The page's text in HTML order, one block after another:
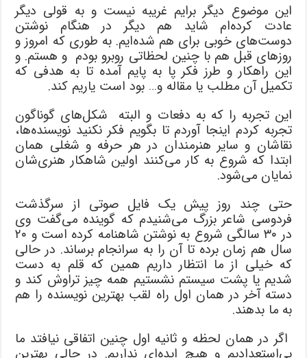
این موضوع دیگر برایم غریبه نیست و به قولی دیگر
عادت کرده‌ام شاید هم دیگر در هنگام نوشتن
دوست‌های خوبی برای هم شده‌ایم. به طوری که امروز و
روزهای قبل هم با چنین لحظاتی روبرو بودم و هستم. و
این راهکار و طرز فکر پا به پایم آمده تا به هدفی که
تکمیل آن مطلب یا مقاله و… بود است یاریم کند.
این تجربه را که به دفعات و البته شکل‌های گوناگون
تجربه کردم اینجا آوردم تا بگویم فکر نکنید نویسنده‌ها،
نقاشان و سایر هنرمندان در هر حرفه و شغلی همان
ابتدا که شروع به کار می‌کنند اولین شاهکار هنری‌شان
نمایان می‌شود.
حتی چند روز پیش یک فایل صوتی از سرگذشت
فردوسی شاعر بزرگ می‌شنیدم که گوینده می‌گفت وی
در ۳۰ سالگی شروع به نوشتن شاهنامه کرده است و ۲۰
سال هم زمان برده تا آن را به سرانجام برساند. در حالی
که خیلی از ما انتظار داریم همین که قلم به دست
شدیم یا پشت سیستم نشستیم همه چیز تراوش کند و
دسته آخر در همان اول راه لقب بهترین نویسنده را هم
به ما بدهند.
اگر در همان لحظه و ثانیه اول چنین اتفاقی نیافتد ما